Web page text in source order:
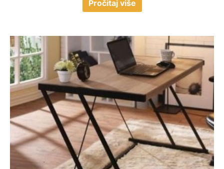
Pročitaj više